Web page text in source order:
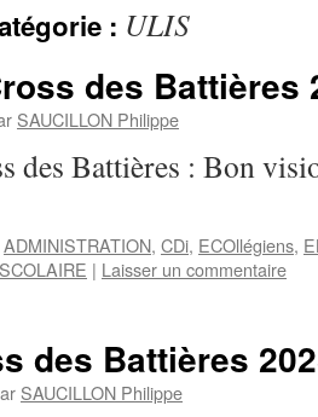
: ULIS
des Battières
SAUCILLON Philippe
des Battières : Bon
ADMINISTRATION, CDi, ECOllégiens,
| Laisser un commentaire
des Battières
SAUCILLON Philippe